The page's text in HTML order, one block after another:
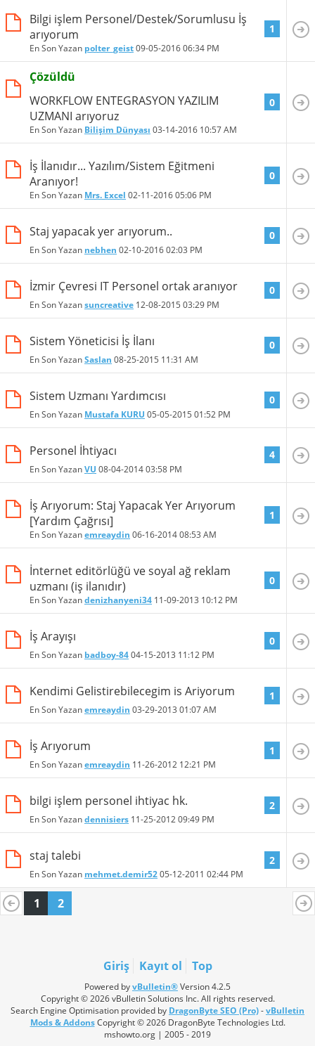
Bilgi işlem Personel/Destek/Sorumlusu İş
arıyorum
En Son Yazan polter_geist09-05-201606:34 PM
1
Çözüldü
WORKFLOW ENTEGRASYON YAZILIM
UZMANI arıyoruz
En Son Yazan Bilişim Dünyası 03-14-2016 10:57 AM
0
İş İlanıdır... Yazılım/Sistem Eğitmeni
Aranıyor!
En Son Yazan Mrs. Excel 02-11-201605:06 PM
0
Staj yapacak yer arıyorum..
En Son Yazan nebhen 02-10-201602:03 PM
0
İzmir Çevresi IT Personel ortak aranıyor
En Son Yazansuncreative 12-08-2015 03:29 PM
0
Sistem Yöneticisi İş İlanı
En Son YazanSaslan 08-25-2015 11:31 AM
0
Sistem Uzmanı Yardımcısı
En Son Yazan Mustafa KURU 05-05-2015 01:52 PM
0
Personel İhtiyacı
En Son YazanVU 08-04-201403:58 PM
4
İş Arıyorum: Staj Yapacak Yer Arıyorum
[Yardım Çağrısı]
En Son Yazanemreaydin 06-16-201408:53 AM
1
İnternet editörlüğü ve soyal ağ reklam
uzmanı (iş ilanıdır)
En Son Yazandenizhanyeni34 11-09-2013 10:12 PM
0
İş Arayışı
En Son Yazan badboy-8404-15-2013 11:12 PM
0
Kendimi Gelistirebilecegim is Ariyorum
En Son Yazanemreaydin 03-29-2013 01:07 AM
1
İş Arıyorum
En Son Yazanemreaydin 11-26-2012 12:21 PM
1
bilgi işlem personel ihtiyac hk.
En Son Yazandennisiers 11-25-201209:49 PM
2
staj talebi
En Son Yazan mehmet.demir5205-12-2011 02:44 PM
2
1 2
Giriş Kayıt ol Top
Powered byvBulletin®Version 4.2.5
Copyright © 2026 vBulletin Solutions Inc. All rights reserved.
Search Engine Optimisation provided by DragonByte SEO (Pro)-vBulletin
Mods & AddonsCopyright © 2026 DragonByte Technologies Ltd.
mshowto.org | 2005 - 2019